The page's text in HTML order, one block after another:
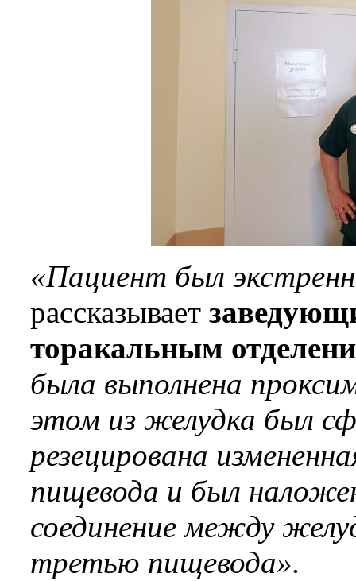
«Пациент был
рассказывает
торакальным
была выполнена
этом из желудка был
резецирована
пищевода и был
соединение между
третью пищевода».